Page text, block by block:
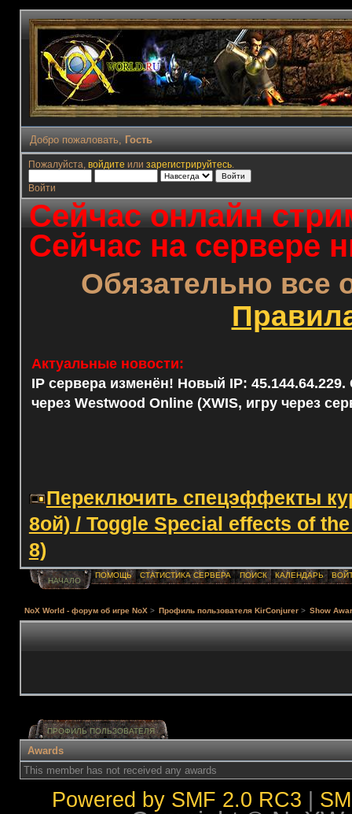
Добро пожаловать, Гость
Пожалуйста, войдите или зарегистрируйтесь.
Войти
Сейчас онлайн
Сейчас на сервере
Обязательно все
Актуальные новости:
IP сервера изменён! Новый IP: 45.144.64.229.
через Westwood Online (XWIS, игру через
Переключить спецэффекты
8ой) / Toggle Special effects of
8)
НАЧАЛО
ПОМОЩЬ СТАТИСТИКА СЕРВЕРА ПОИСК КАЛЕНДАРЬ
NoX World - форум об игре NoX > Профиль пользователя KirConjurer > Show
ПРОФИЛЬ ПОЛЬЗОВАТЕЛЯ
Awards
This member has not received any awards
Powered by SMF 2.0 RC3